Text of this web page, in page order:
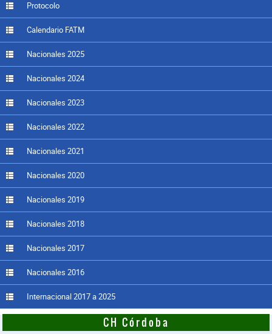
Protocolo
Calendario FATM
Nacionales 2025
Nacionales 2024
Nacionales 2023
Nacionales 2022
Nacionales 2021
Nacionales 2020
Nacionales 2019
Nacionales 2018
Nacionales 2017
Nacionales 2016
Internacional 2017 a 2025
CH Córdoba